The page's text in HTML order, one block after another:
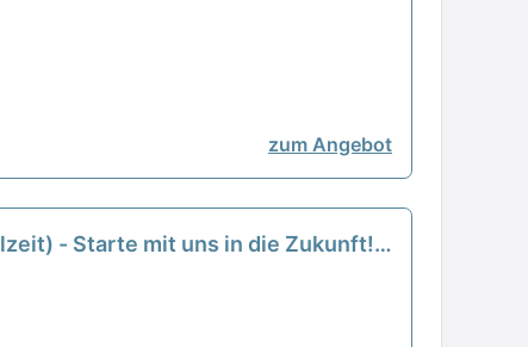
zum Angebot
- Starte mit uns in die Zukunft!